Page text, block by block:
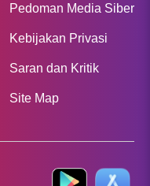
Pedoman Media Siber
Kebijakan Privasi
Saran dan Kritik
Site Map